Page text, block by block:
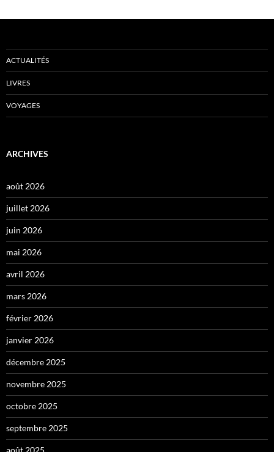
ACTUALITÉS
LIVRES
VOYAGES
ARCHIVES
août 2026
juillet 2026
juin 2026
mai 2026
avril 2026
mars 2026
février 2026
janvier 2026
décembre 2025
novembre 2025
octobre 2025
septembre 2025